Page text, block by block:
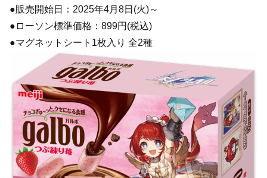
●販売開始日：2025年4月8日(火)～
●ローソン標準価格：899円(税込)
●マグネットシート1枚入り 全2種